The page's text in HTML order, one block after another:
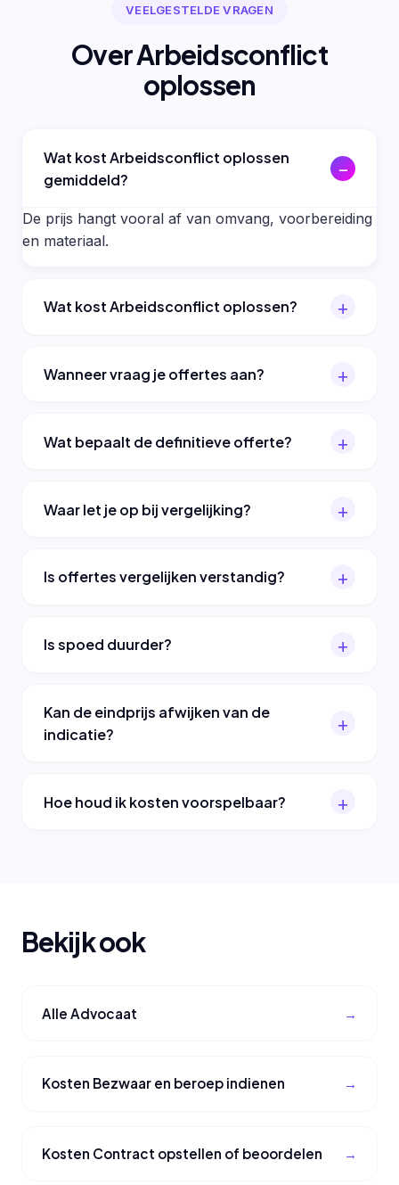
VEELGESTELDE VRAGEN
Over Arbeidsconflict
oplossen
Wat kost Arbeidsconflict oplossen
gemiddeld?
De prijs hangt vooral af van omvang, voorbereiding
en materiaal.
Wat kost Arbeidsconflict oplossen?
Wanneer vraag je offertes aan?
Wat bepaalt de definitieve offerte?
Waar let je op bij vergelijking?
Is offertes vergelijken verstandig?
Is spoed duurder?
Kan de eindprijs afwijken van de
indicatie?
Hoe houd ik kosten voorspelbaar?
Bekijk ook
Alle Advocaat
Kosten Bezwaar en beroep indienen
Kosten Contract opstellen of beoordelen